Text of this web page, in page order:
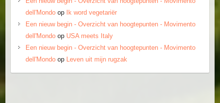
dell'Mondoop
Ik word vegetariër
Een nieuw begin - Overzicht van hoogtepunten - Movimento
dell'Mondoop USA meets Italy
Een nieuw begin - Overzicht van hoogtepunten - Movimento
dell'Mondoop Leven uit mijn rugzak